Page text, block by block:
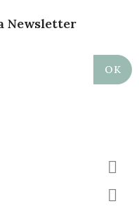
Newsletter

